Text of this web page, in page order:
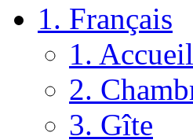
1. Français
1. Accueil
2.
3. Gîte